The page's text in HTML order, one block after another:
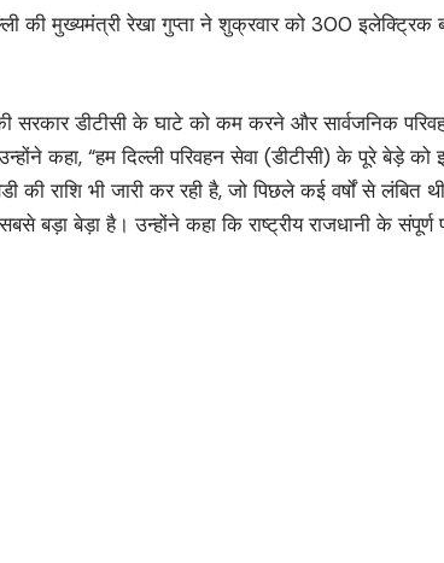
की मुख्यमंत्री रेखा गुप्ता ने शुक्रवार को 300 इलेक्ट्रिक
सरकार डीटीसी के घाटे को कम करने और सार्वजनिक
कहा, “हम दिल्ली परिवहन सेवा (डीटीसी) के पूरे बेड़े को
राशि भी जारी कर रही है, जो पिछले कई वर्षों से लंबित
बड़ा बेड़ा है। उन्होंने कहा कि राष्ट्रीय राजधानी के संपूर्ण